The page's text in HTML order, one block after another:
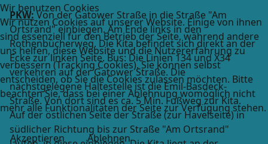
PKW:Von der Gatower Straße in die Straße "Am
Ortsrand" einbiegen. Am Ende links in den
Rothenbücherweg. Die Kita befindet sich direkt an der
Ecke zur linken Seite. Bus: Die Linien 134 und X34
verkehren auf der Gatower Straße. Die
nächstgelegene Haltestelle ist die Emil-Basdeck-
Straße. Von dort sind es ca. 5 Min. Fußweg zur Kita.
Auf der östlichen Seite der Straße (zur Havelseite) in
südlicher Richtung bis zur Straße "Am Ortsrand"
Wir benutzen Cookies
Wir nutzen Cookies auf unserer Website. Einige von ihnen
sind essenziell für den Betrieb der Seite, während andere
uns helfen, diese Website und die Nutzererfahrung zu
verbessern (Tracking Cookies). Sie können selbst
entscheiden, ob Sie die Cookies zulassen möchten. Bitte
beachten Sie, dass bei einer Ablehnung womöglich nicht
mehr alle Funktionalitäten der Seite zur Verfügung stehen.
Akzeptieren Ablehnen